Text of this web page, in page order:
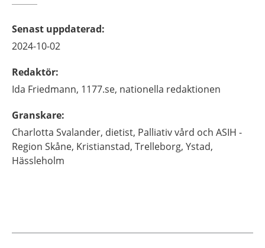
Senast uppdaterad:
2024-10-02
Redaktör:
Ida Friedmann, 1177.se, nationella redaktionen
Granskare:
Charlotta Svalander, dietist, Palliativ vård och ASIH -
Region Skåne, Kristianstad, Trelleborg, Ystad,
Hässleholm